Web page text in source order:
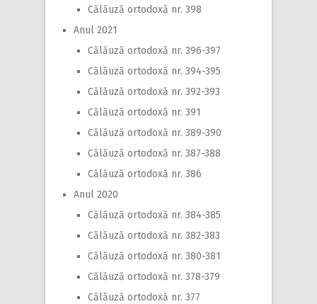
Călăuză ortodoxă nr. 398
Anul 2021
Călăuză ortodoxă nr. 396-397
Călăuză ortodoxă nr. 394-395
Călăuză ortodoxă nr. 392-393
Călăuză ortodoxă nr. 391
Călăuză ortodoxă nr. 389-390
Călăuză ortodoxă nr. 387-388
Călăuză ortodoxă nr. 386
Anul 2020
Călăuză ortodoxă nr. 384-385
Călăuză ortodoxă nr. 382-383
Călăuză ortodoxă nr. 380-381
Călăuză ortodoxă nr. 378-379
Călăuză ortodoxă nr. 377